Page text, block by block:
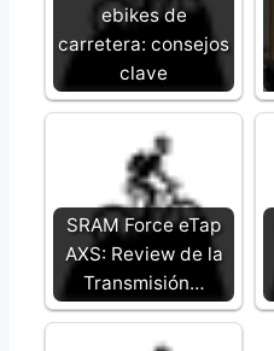
ebikes de
carretera: consejos
clave
SRAM Force eTap
AXS: Review de la
Transmisión…